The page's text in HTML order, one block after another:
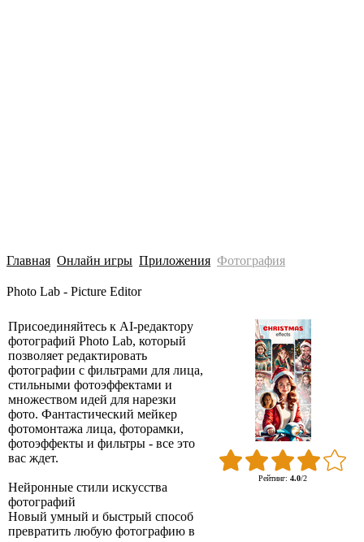
Главная Онлайн игры Приложения Фотография
Photo Lab - Picture Editor
Присоединяйтесь к AI-редактору
фотографий Photo Lab, который
позволяет редактировать
фотографии с фильтрами для лица,
стильными фотоэффектами и
множеством идей для нарезки
фото. Фантастический мейкер
фотомонтажа лица, фоторамки,
фотоэффекты и фильтры - все это
вас ждет.
Нейронные стили искусства
фотографий
Новый умный и быстрый способ
превратить любую фотографию в
Рейтинг: 4.0/2